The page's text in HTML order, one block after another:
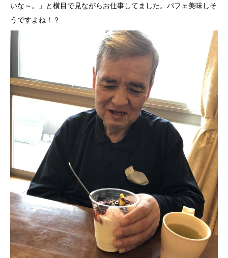
いな～。」と横目で見ながらお仕事してました。パフェ美味しそ
うですよね！？